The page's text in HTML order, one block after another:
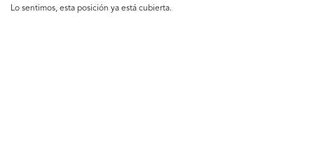
Lo sentimos, esta posición ya está cubierta.